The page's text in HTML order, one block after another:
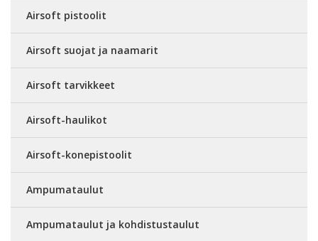
Airsoft pistoolit
Airsoft suojat ja naamarit
Airsoft tarvikkeet
Airsoft-haulikot
Airsoft-konepistoolit
Ampumataulut
Ampumataulut ja kohdistustaulut